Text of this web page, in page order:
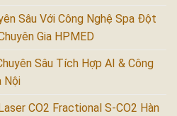
Sâu Với Công Nghệ Spa Đột
Gia HPMED
Sâu Tích Hợp AI & Công
Nội
CO2 Fractional S-CO2 Hàn